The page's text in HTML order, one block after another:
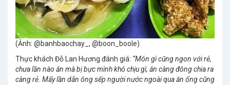
(Ảnh: @banhbaochay_, @boon_boole)
Thực khách Đỗ Lan Hương đánh giá: “Món gì cũng ngon với rẻ,
chưa lần nào ăn mà bị bực mình khó chịu gì, ăn càng đông chia ra
càng rẻ. Mấy lần dẫn ông sếp người nước ngoài qua ăn ổng cũng